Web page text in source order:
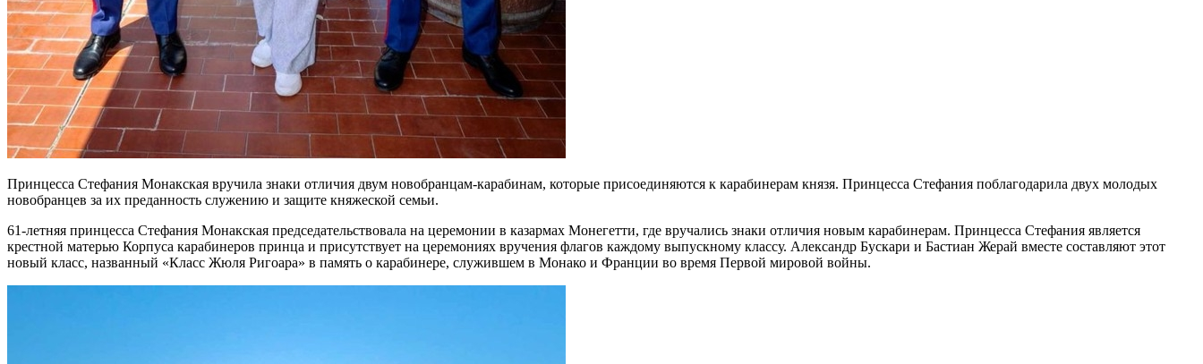
Принцесса Стефания Монакская вручила знаки отличия двум новобранцам-карабинам, которые присоединяются к карабинерам князя. Принцесса Стефания поблагодарила двух молодых
новобранцев за их преданность служению и защите княжеской семьи.
61-летняя принцесса Стефания Монакская председательствовала на церемонии в казармах Монегетти, где вручались знаки отличия новым карабинерам. Принцесса Стефания является
крестной матерью Корпуса карабинеров принца и присутствует на церемониях вручения флагов каждому выпускному классу. Александр Бускари и Бастиан Жерай вместе составляют этот
новый класс, названный «Класс Жюля Ригоара» в память о карабинере, служившем в Монако и Франции во время Первой мировой войны.